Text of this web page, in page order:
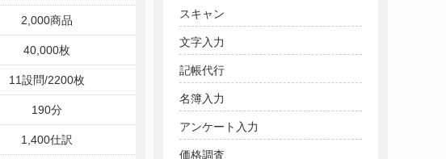
2,000商品
40,000枚
11設問/2200枚
190分
1,400仕訳
スキャン
文字入力
記帳代行
名簿入力
アンケート入力
価格調査